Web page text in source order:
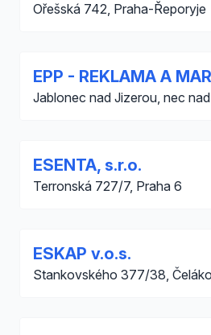
Ořešská 742, Praha-Řeporyje
EPP - REKLAMA A
Jablonec nad Jizerou, nec
ESENTA, s.r.o.
Terronská 727/7, Praha 6
ESKAP v.o.s.
Stankovského 377/38,